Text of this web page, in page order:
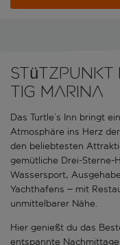
Stützpunkt
Tig Marina
Das Turtle’s Inn bringt
Atmosphäre ins Herz
den beliebtesten
gemütliche Drei-Sterne-
Wassersport,
Yachthafens – mit
unmittelbarer Nähe.
Hier genießt du das
entspannte